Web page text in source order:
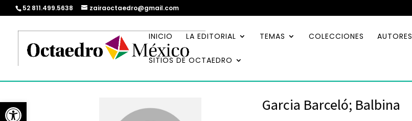
Abrir barra de herramientas
52 811.499.5638 zairaoctaedro@gmail.com
INICIO LA EDITORIAL TEMAS COLECCIONES AUTORES
SITIOS DE OCTAEDRO
Garcia Barceló; Balbina